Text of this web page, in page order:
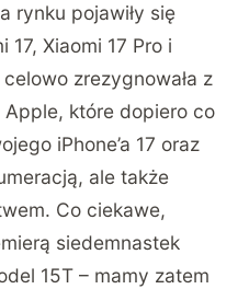
rynku pojawiły się
Xiaomi 17 Pro i
zrezygnowała z
Apple, które dopiero co
iPhone’a 17 oraz
ale także
Co ciekawe,
siedemnastek
15T – mamy zatem